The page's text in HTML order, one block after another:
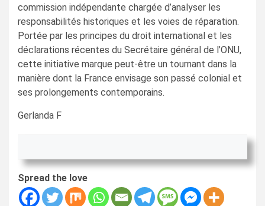
commission indépendante chargée d’analyser les
responsabilités historiques et les voies de réparation.
Portée par les principes du droit international et les
déclarations récentes du Secrétaire général de l’ONU,
cette initiative marque peut-être un tournant dans la
manière dont la France envisage son passé colonial et
ses prolongements contemporains.
Gerlanda F
Spread the love